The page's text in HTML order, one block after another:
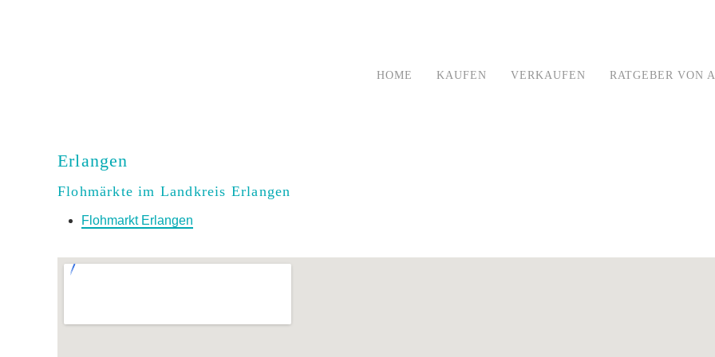
HOME KAUFEN VERKAUFEN RATGEBER VON
Erlangen
Flohmärkte im Landkreis Erlangen
Flohmarkt Erlangen